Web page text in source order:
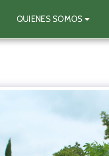
QUIENES SOMOS